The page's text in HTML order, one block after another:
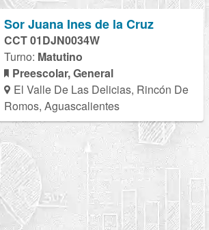
Sor Juana Ines de la Cruz
CCT 01DJN0034W
Turno: Matutino
Preescolar, General
El Valle De Las Delicias, Rincón De
Romos, Aguascalientes